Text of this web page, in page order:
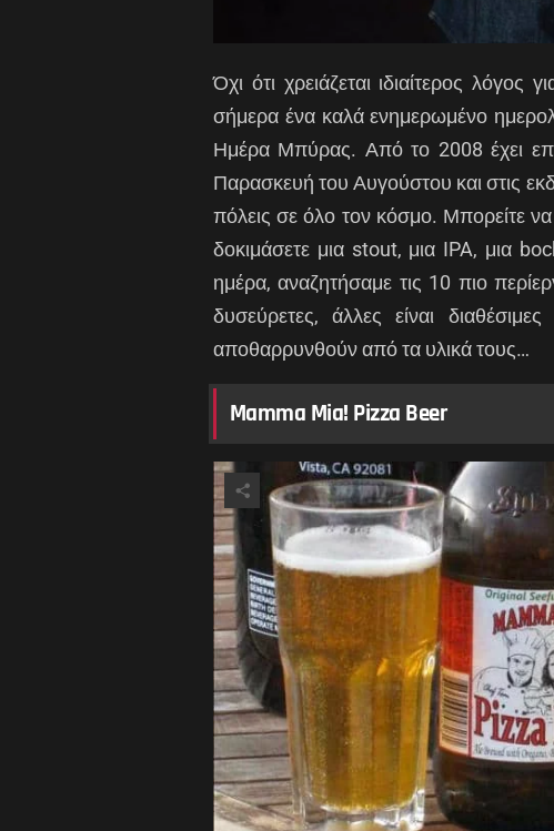
Όχι ότι χρειάζεται ιδιαίτερος
σήμερα ένα καλά ενημερωμένο
Ημέρα Μπύρας. Από το 2008 έχει
Παρασκευή του Αυγούστου και στις
πόλεις σε όλο τον κόσμο. Μπορείτε
δοκιμάσετε μια stout, μια IPA, μια
ημέρα, αναζητήσαμε τις 10 πιο
δυσεύρετες, άλλες είναι
αποθαρρυνθούν από τα υλικά τους…
Mamma Mia! Pizza Beer